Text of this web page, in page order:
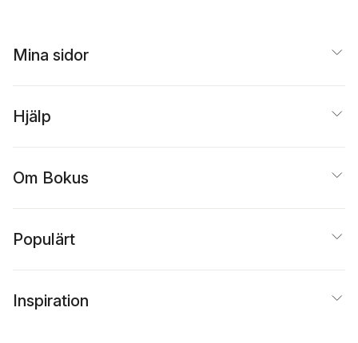
Mina sidor
Hjälp
Om Bokus
Populärt
Inspiration